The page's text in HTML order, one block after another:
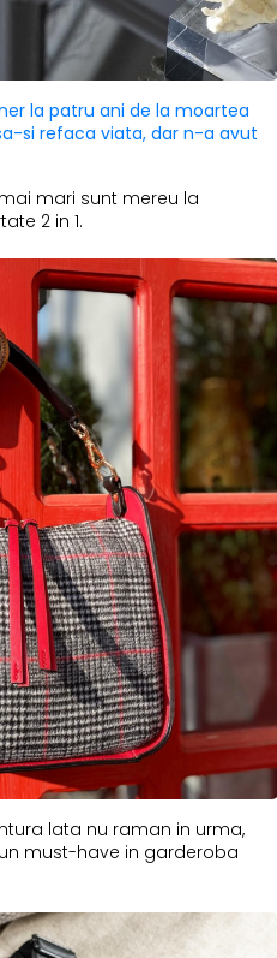
la patru ani de la moartea
si refaca viata, dar n-a avut
mari sunt mereu la
2 in 1.
lata nu raman in urma,
must-have in garderoba